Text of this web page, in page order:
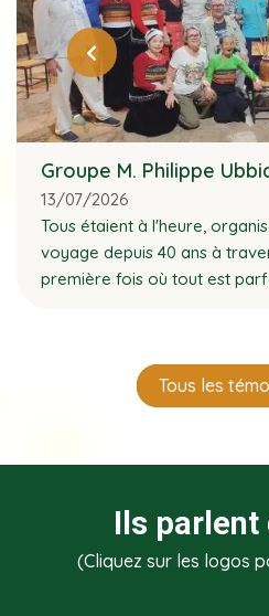
Groupe M. Philippe
13/07/2026
Tous étaient à l'heure,
voyage depuis 40 ans à
première fois où tout est
Tous les
Ils parlent
(Cliquez sur les logos